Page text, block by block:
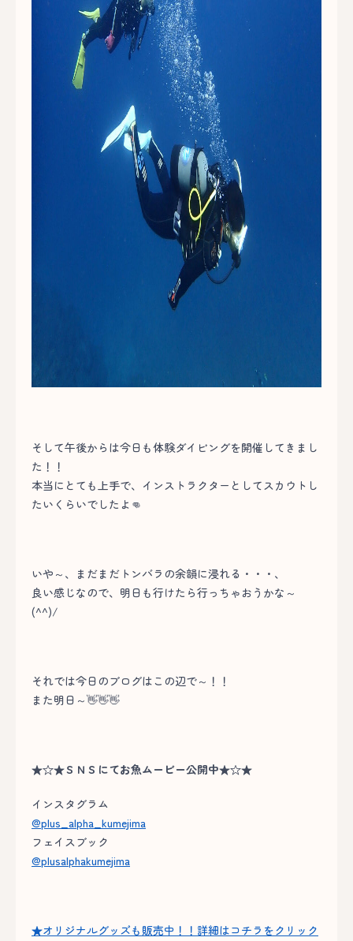
そして午後からは今日も体験ダイビングを開催してきまし
た！！
本当にとても上手で、インストラクターとしてスカウトし
たいくらいでしたよ👊
いや～、まだまだトンバラの余韻に浸れる・・・、
良い感じなので、明日も行けたら行っちゃおうかな～
(^^)/
それでは今日のブログはこの辺で～！！
また明日～👋👋👋
★☆★ＳＮＳにてお魚ムービー公開中★☆★
インスタグラム
@plus_alpha_kumejima
フェイスブック
@plusalphakumejima
★オリジナルグッズも販売中！！詳細はコチラをクリック